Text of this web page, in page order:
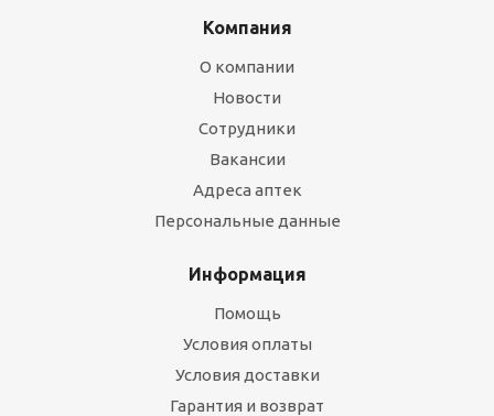
Компания
О компании
Новости
Сотрудники
Вакансии
Адреса аптек
Персональные данные
Информация
Помощь
Условия оплаты
Условия доставки
Гарантия и возврат